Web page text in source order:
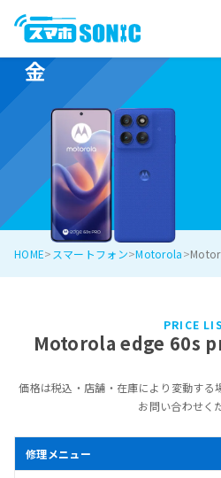
Motorola edge 60s
金
HOME スマートフォン Motorola
PRICE
Motorola edge 60s
価格は税込・店舗・在庫により変動する
お問い合わせく
修理メニュー